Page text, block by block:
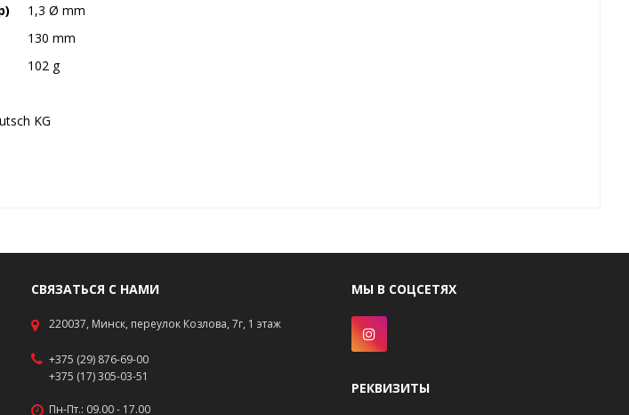
1,3 Ø mm
130 mm
102 g
KG
СВЯЗАТЬСЯ С НАМИ
220037, Минск, переулок Козлова, 7г, 1 этаж
+375 (29) 876-69-00
+375 (17) 305-03-51
Пн-Пт.: 09.00 - 17.00
МЫ В СОЦСЕТЯХ
РЕКВИЗИТЫ